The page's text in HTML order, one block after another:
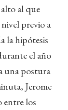
al que
previo a
la hipótesis
el año
una postura
Jerome
entre los